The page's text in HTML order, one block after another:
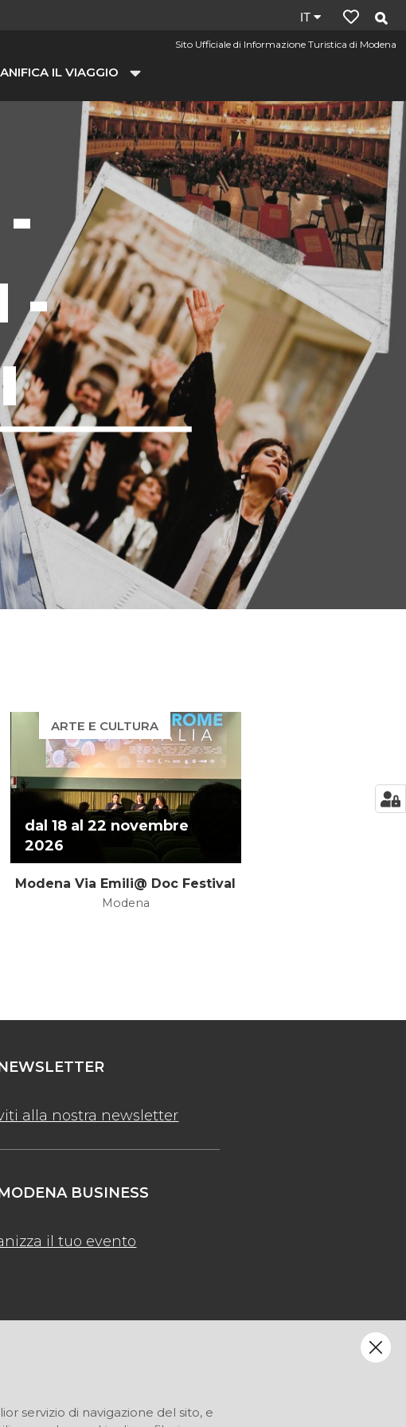
Sito Ufficiale di Informazione Turistica di Modena
IL VIAGGIO
Lingua
del
IT
-
ARTE E CULTURA
dal 18 al 22 novembre
2026
Modena Via Emili@ Doc Festival
Modena
alla nostra newsletter
BUSINESS
il tuo evento
servizio di navigazione del sito, e